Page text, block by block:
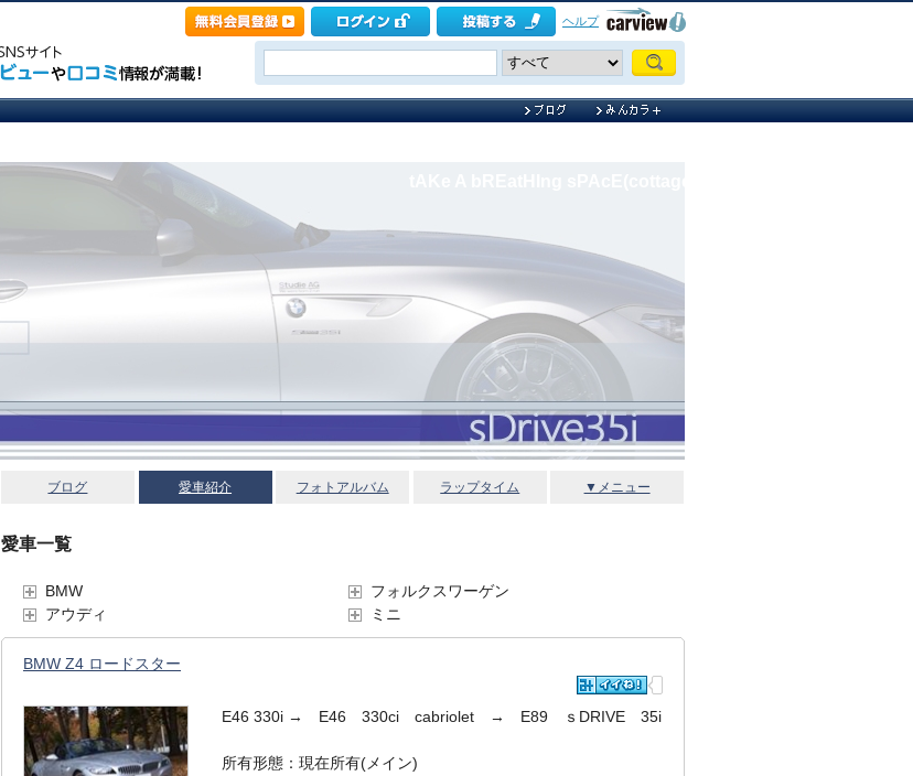
ヘルプ
ブログ 愛車紹介 フォトアルバム ラップタイム ▼メニュー
愛車一覧
BMW
アウディ
フォルクスワーゲン
ミニ
BMW Z4 ロードスター
E46 330i → E46 330ci cabriolet → E89 ｓDRIVE 35i
所有形態：現在所有(メイン)